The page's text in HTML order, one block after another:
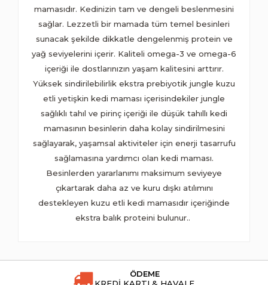
mamasıdır. Kedinizin tam ve dengeli beslenmesini
sağlar. Lezzetli bir mamada tüm temel besinleri
sunacak şekilde dikkatle dengelenmiş protein ve
yağ seviyelerini içerir. Kaliteli omega-3 ve omega-6
içeriği ile dostlarınızın yaşam kalitesini arttırır.
Yüksek sindirilebilirlik ekstra prebiyotik jungle kuzu
etli yetişkin kedi maması içerisindekiler jungle
sağlıklı tahıl ve pirinç içeriği ile düşük tahıllı kedi
mamasının besinlerin daha kolay sindirilmesini
sağlayarak, yaşamsal aktiviteler için enerji tasarrufu
sağlamasına yardımcı olan kedi maması.
Besinlerden yararlanımı maksimum seviyeye
çıkartarak daha az ve kuru dışkı atılımını
destekleyen kuzu etli kedi mamasıdır içeriğinde
ekstra balık proteini bulunur..
ÖDEME